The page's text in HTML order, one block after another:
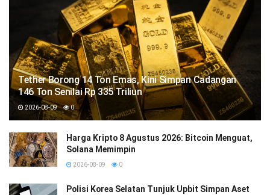
Tether Borong 14 Ton Emas, Kini Simpan Cadangan
146 Ton Senilai Rp 335 Triliun
2026-08-09 0
Harga Kripto 8 Agustus 2026: Bitcoin Menguat,
Solana Memimpin
2026-08-09 0
Polisi Korea Selatan Tunjuk Upbit Simpan Aset